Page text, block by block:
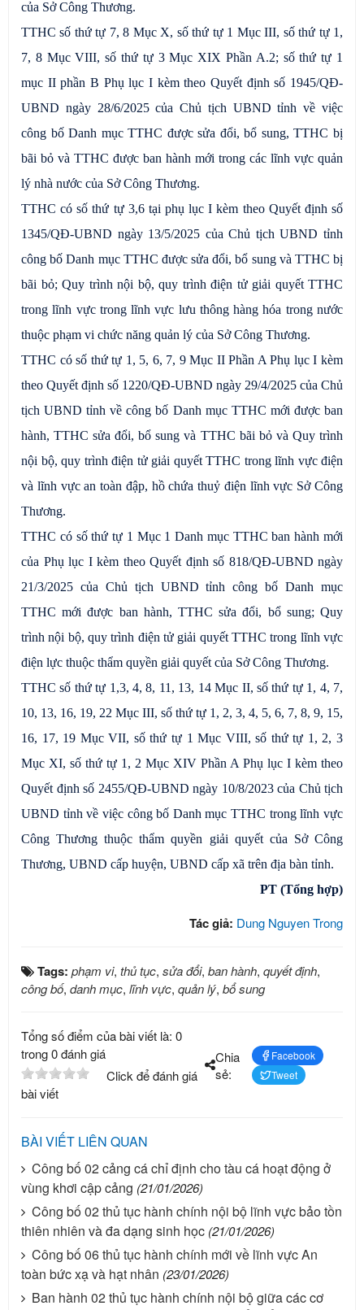
của Sở Công Thương.
TTHC số thứ tự 7, 8 Mục X, số thứ tự 1 Mục III, số thứ tự 1,
7, 8 Mục VIII, số thứ tự 3 Mục XIX Phần A.2; số thứ tự 1
mục II phần B Phụ lục I kèm theo Quyết định số 1945/QĐ-
UBND ngày 28/6/2025 của Chủ tịch UBND tỉnh về việc
công bố Danh mục TTHC được sửa đổi, bổ sung, TTHC bị
bãi bỏ và TTHC được ban hành mới trong các lĩnh vực quản
lý nhà nước của Sở Công Thương.
TTHC có số thứ tự 3,6 tại phụ lục I kèm theo Quyết định số
1345/QĐ-UBND ngày 13/5/2025 của Chủ tịch UBND tỉnh
công bố Danh mục TTHC được sửa đổi, bổ sung và TTHC bị
bãi bỏ; Quy trình nội bộ, quy trình điện tử giải quyết TTHC
trong lĩnh vực trong lĩnh vực lưu thông hàng hóa trong nước
thuộc phạm vi chức năng quản lý của Sở Công Thương.
TTHC có số thứ tự 1, 5, 6, 7, 9 Mục II Phần A Phụ lục I kèm
theo Quyết định số 1220/QĐ-UBND ngày 29/4/2025 của Chủ
tịch UBND tỉnh về công bố Danh mục TTHC mới được ban
hành, TTHC sửa đổi, bổ sung và TTHC bãi bỏ và Quy trình
nội bộ, quy trình điện tử giải quyết TTHC trong lĩnh vực điện
và lĩnh vực an toàn đập, hồ chứa thuỷ điện lĩnh vực Sở Công
Thương.
TTHC có số thứ tự 1 Mục 1 Danh mục TTHC ban hành mới
của Phụ lục I kèm theo Quyết định số 818/QĐ-UBND ngày
21/3/2025 của Chủ tịch UBND tỉnh công bố Danh mục
TTHC mới được ban hành, TTHC sửa đổi, bổ sung; Quy
trình nội bộ, quy trình điện tử giải quyết TTHC trong lĩnh vực
điện lực thuộc thẩm quyền giải quyết của Sở Công Thương.
TTHC số thứ tự 1,3, 4, 8, 11, 13, 14 Mục II, số thứ tự 1, 4, 7,
10, 13, 16, 19, 22 Mục III, số thứ tự 1, 2, 3, 4, 5, 6, 7, 8, 9, 15,
16, 17, 19 Mục VII, số thứ tự 1 Mục VIII, số thứ tự 1, 2, 3
Mục XI, số thứ tự 1, 2 Mục XIV Phần A Phụ lục I kèm theo
Quyết định số 2455/QĐ-UBND ngày 10/8/2023 của Chủ tịch
UBND tỉnh về việc công bố Danh mục TTHC trong lĩnh vực
Công Thương thuộc thẩm quyền giải quyết của Sở Công
Thương, UBND cấp huyện, UBND cấp xã trên địa bàn tỉnh.
PT (Tổng hợp)
Tác giả: Dung Nguyen Trong
Tags: phạm vi, thủ tục, sửa đổi, ban hành, quyết định,
công bố, danh mục, lĩnh vực, quản lý, bổ sung
Tổng số điểm của bài viết là: 0
trong 0 đánh giá
Click để đánh giá
bài viết
Chia
sẻ:
Facebook
Tweet
BÀI VIẾT LIÊN QUAN
Công bố 02 cảng cá chỉ định cho tàu cá hoạt động ở
vùng khơi cập cảng (21/01/2026)
Công bố 02 thủ tục hành chính nội bộ lĩnh vực bảo tồn
thiên nhiên và đa dạng sinh học (21/01/2026)
Công bố 06 thủ tục hành chính mới về lĩnh vực An
toàn bức xạ và hạt nhân (23/01/2026)
Ban hành 02 thủ tục hành chính nội bộ giữa các cơ